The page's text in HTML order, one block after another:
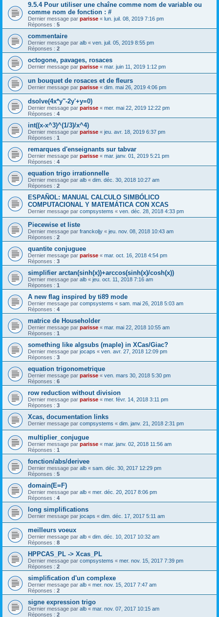
9.5.4 Pour utiliser une chaîne comme nom de variable ou
comme nom de fonction : #
Dernier message par parisse « lun. juil. 08, 2019 7:16 pm
Réponses : 5
commentaire
Dernier message par alb « ven. juil. 05, 2019 8:55 pm
Réponses : 2
octogone, pavages, rosaces
Dernier message par parisse « mar. juin 11, 2019 1:12 pm
un bouquet de rosaces et de fleurs
Dernier message par parisse « dim. mai 26, 2019 4:06 pm
dsolve(4x*y''-2y'+y=0)
Dernier message par parisse « mer. mai 22, 2019 12:22 pm
Réponses : 4
int((x-x^3)^(1/3)/x^4)
Dernier message par parisse « jeu. avr. 18, 2019 6:37 pm
Réponses : 1
remarques d'enseignants sur tabvar
Dernier message par parisse « mar. janv. 01, 2019 5:21 pm
Réponses : 4
equation trigo irrationnelle
Dernier message par alb « dim. déc. 30, 2018 10:27 am
Réponses : 2
ESPAÑOL: MANUAL CALCULO SIMBÓLICO
COMPUTACIONAL Y MATEMÁTICA CON XCAS
Dernier message par compsystems « ven. déc. 28, 2018 4:33 pm
Piecewise et liste
Dernier message par franckoljy « jeu. nov. 08, 2018 10:43 am
Réponses : 2
quantite conjuguee
Dernier message par parisse « mar. oct. 16, 2018 4:54 pm
Réponses : 3
simplifier arctan(sinh(x))+arccos(sinh(x)/cosh(x))
Dernier message par alb « jeu. oct. 11, 2018 7:16 am
Réponses : 1
A new flag inspired by ti89 mode
Dernier message par compsystems « sam. mai 26, 2018 5:03 am
Réponses : 4
matrice de Householder
Dernier message par parisse « mar. mai 22, 2018 10:55 am
Réponses : 1
something like algsubs (maple) in XCas/Giac?
Dernier message par jocaps « ven. avr. 27, 2018 12:09 pm
Réponses : 3
equation trigonometrique
Dernier message par parisse « ven. mars 30, 2018 5:30 pm
Réponses : 6
row reduction without division
Dernier message par parisse « mer. févr. 14, 2018 3:11 pm
Réponses : 3
Xcas, documentation links
Dernier message par compsystems « dim. janv. 21, 2018 2:31 pm
multiplier_conjugue
Dernier message par parisse « mar. janv. 02, 2018 11:56 am
Réponses : 1
fonction/abs/derivee
Dernier message par alb « sam. déc. 30, 2017 12:29 pm
Réponses : 5
domain(E=F)
Dernier message par alb « mer. déc. 20, 2017 8:06 pm
Réponses : 4
long simplifications
Dernier message par jocaps « dim. déc. 17, 2017 5:11 am
meilleurs voeux
Dernier message par alb « dim. déc. 10, 2017 10:32 am
Réponses : 8
HPPCAS_PL -> Xcas_PL
Dernier message par compsystems « mer. nov. 15, 2017 7:39 pm
Réponses : 2
simplification d'un complexe
Dernier message par alb « mer. nov. 15, 2017 7:47 am
Réponses : 2
signe expression trigo
Dernier message par alb « mar. nov. 07, 2017 10:15 am
Réponses : 2